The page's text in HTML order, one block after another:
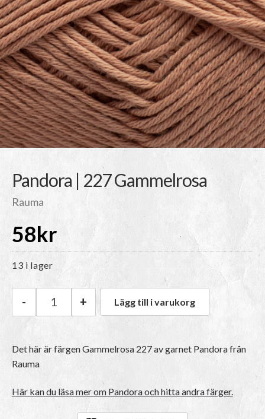
Pandora | 227 Gammelrosa
Rauma
58kr
13 i lager
Rauma Pandora | 227 Gammelrosa mängd
- + Lägg till i varukorg
Det här är färgenGammelrosa 227av garnet Pandorafrån
Rauma
Här kan du läsa mer om Pandora och hitta andra färger.